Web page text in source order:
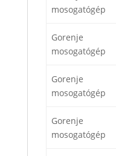
mosogatógép
Gorenje
mosogatógép
Gorenje
mosogatógép
Gorenje
mosogatógép